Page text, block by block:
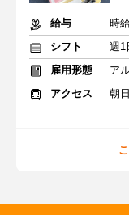
給与
シフト
雇用形態
ア
アクセス
朝